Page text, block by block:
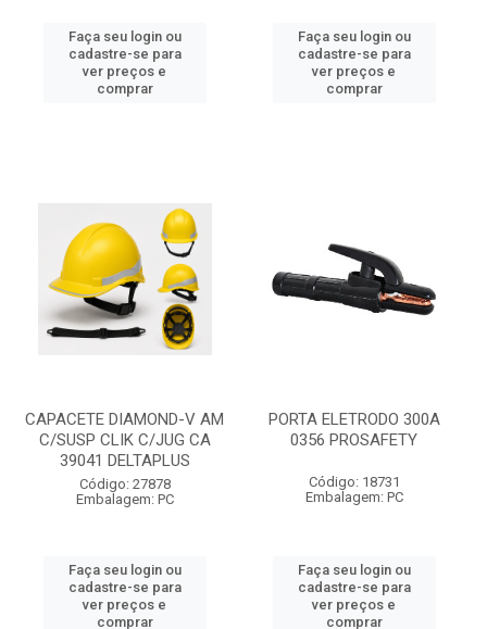
Faça seu login ou
cadastre-se para
ver preços e
comprar
Faça seu login ou
cadastre-se para
ver preços e
comprar
CAPACETE DIAMOND-V AM
C/SUSP CLIK C/JUG CA
39041 DELTAPLUS
Código: 27878
Embalagem: PC
Faça seu login ou
cadastre-se para
ver preços e
comprar
PORTA ELETRODO 300A
0356 PROSAFETY
Código: 18731
Embalagem: PC
Faça seu login ou
cadastre-se para
ver preços e
comprar